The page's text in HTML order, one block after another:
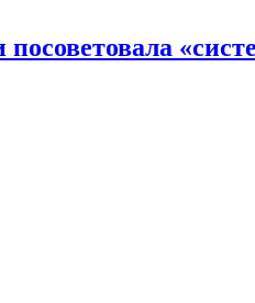
посоветовала